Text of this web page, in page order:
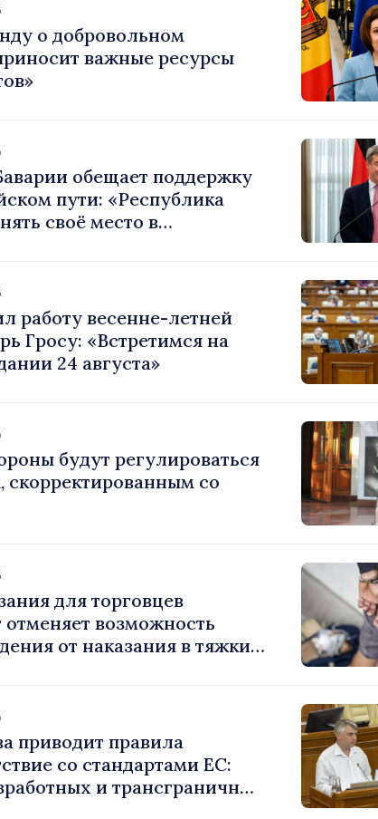
о добровольном
важные ресурсы
обещает поддержку
пути: «Республика
место в
работу весенне-летней
24 августа»
будут регулироваться
со
для торговцев
возможность
от наказания в тяжких
приводит правила
со стандартами ЕС:
и трансграничных